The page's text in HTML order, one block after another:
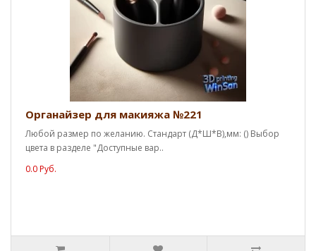
Органайзер для макияжа №221
Любой размер по желанию. Стандарт (Д*Ш*В),мм: () Выбор
цвета в разделе "Доступные вар..
0.0 Руб.